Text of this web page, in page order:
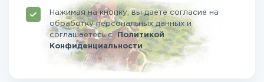
Нажимая на кнопку, вы даете согласие на
обработку персональных данных и
соглашаетесьсПолитикой
Конфиденциальности